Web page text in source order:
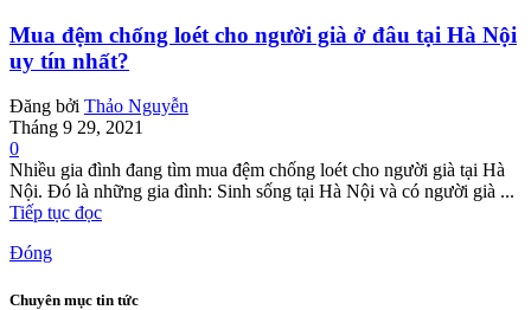
Mua đệm chống loét cho người già ở đâu tại Hà Nội
uy tín nhất?
Đăng bởi Thảo Nguyễn
Tháng 9 29, 2021
0
Nhiều gia đình đang tìm mua đệm chống loét cho người già tại Hà
Nội. Đó là những gia đình: Sinh sống tại Hà Nội và có người già ...
Tiếp tục đọc
Đóng
Chuyên mục tin tức